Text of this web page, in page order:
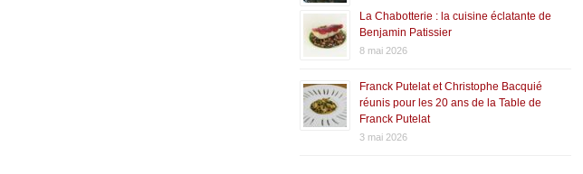
La Chabotterie : la cuisine éclatante de
Benjamin Patissier
8 mai 2026
Franck Putelat et Christophe Bacquié
réunis pour les 20 ans de la Table de
Franck Putelat
3 mai 2026